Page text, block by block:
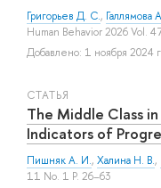
Григорьев Д. С., Галлямова
Human Behavior 2026 Vol.
Добавлено: 1 ноября 2024 г.
СТАТЬЯ
The Middle Class
Indicators of
Пишняк А. И., Халина Н. В.,
11 No. 1 P. 26–63